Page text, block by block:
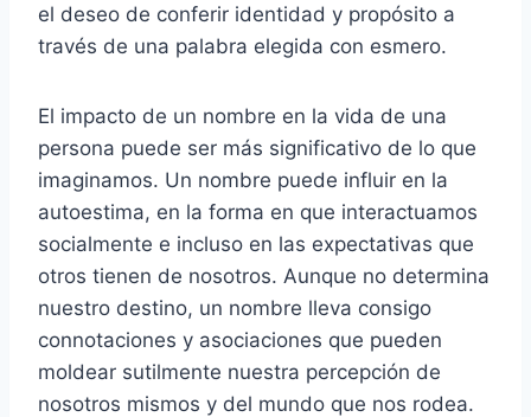
el deseo de conferir identidad y propósito a
través de una palabra elegida con esmero.
El impacto de un nombre en la vida de una
persona puede ser más significativo de lo que
imaginamos. Un nombre puede influir en la
autoestima, en la forma en que interactuamos
socialmente e incluso en las expectativas que
otros tienen de nosotros. Aunque no determina
nuestro destino, un nombre lleva consigo
connotaciones y asociaciones que pueden
moldear sutilmente nuestra percepción de
nosotros mismos y del mundo que nos rodea.